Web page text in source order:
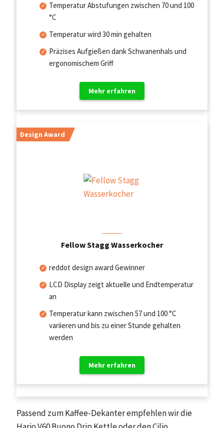
Temperatur Abstufungen zwischen 70 und 100
°C
Temperatur wird 30 min gehalten
Präzises Aufgießen dank Schwanenhals und
ergonomischem Griff
Mehr erfahren
Design Award
Fellow Stagg Wasserkocher
reddot design award Gewinner
LCD Display zeigt aktuelle und Endtemperatur
an
Temperatur kann zwischen 57 und 100 °C
variieren und bis zu einer Stunde gehalten
werden
Mehr erfahren
Passend zum Kaffee-Dekanter empfehlen wir die